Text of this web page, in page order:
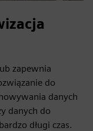
zapewnia
do
danych
danych do
długi czas.